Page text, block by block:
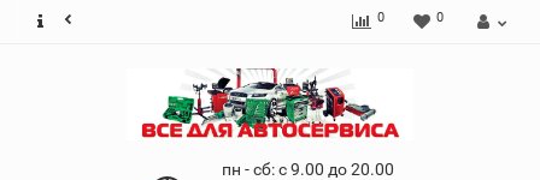
0 0
пн - сб: с 9.00 до 20.00